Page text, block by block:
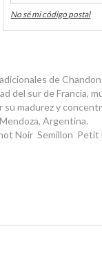
No sé mi código postal
de
del sur de Francia,
madurez y
Argentina.
Noir Semillon Petit